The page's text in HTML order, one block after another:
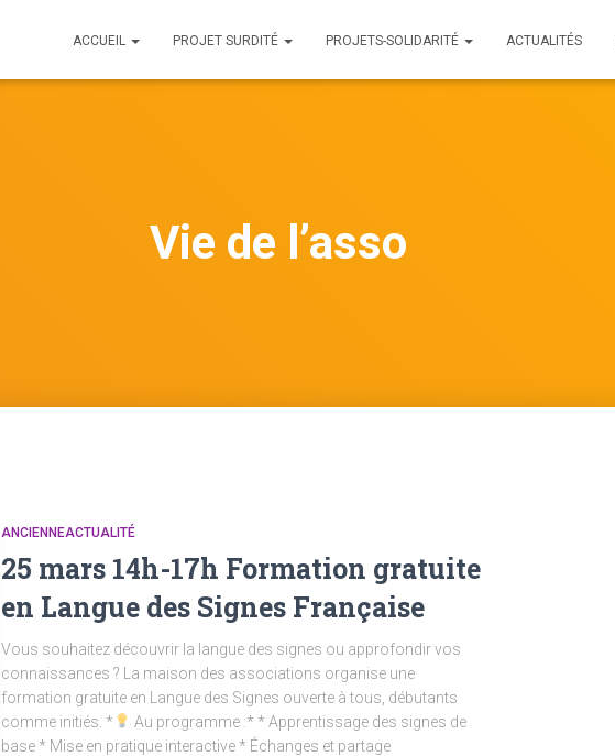
ACCUEIL PROJET SURDITÉ PROJETS-SOLIDARITÉ ACTUALITÉS
Vie de l’asso
ANCIENNEACTUALITÉ
25 mars 14h-17h Formation gratuite
en Langue des Signes Française
Vous souhaitez découvrir la langue des signes ou approfondir vos
connaissances ? La maison des associations organise une
formation gratuite en Langue des Signes ouverte à tous, débutants
comme initiés. *
Au programme :* * Apprentissage des signes de
base * Mise en pratique interactive * Échanges et partage